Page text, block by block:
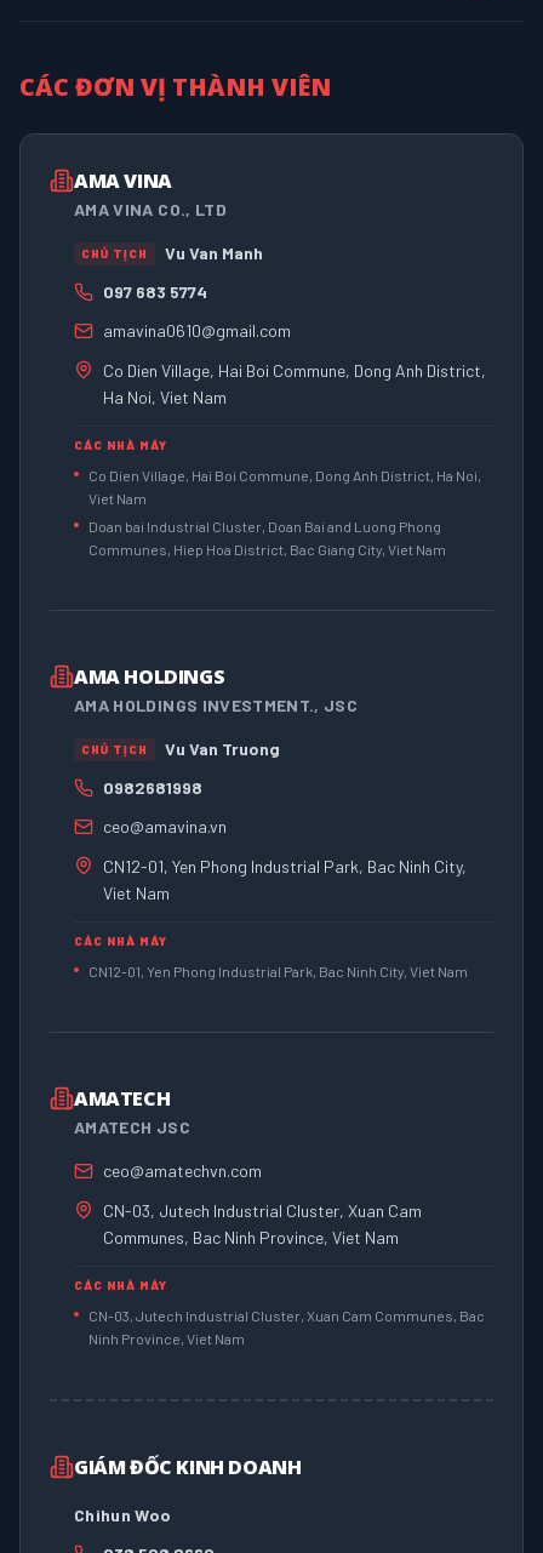
CÁC ĐƠN VỊ THÀNH VIÊN
AMA VINA
AMA VINA CO., LTD
CHỦ TỊCH
Vu Van Manh
097 683 5774
amavina0610@gmail.com
Co Dien Village, Hai Boi Commune, Dong Anh District,
Ha Noi, Viet Nam
CÁC NHÀ MÁY
Co Dien Village, Hai Boi Commune, Dong Anh District, Ha Noi,
Viet Nam
Doan bai Industrial Cluster, Doan Bai and Luong Phong
Communes, Hiep Hoa District, Bac Giang City, Viet Nam
AMA HOLDINGS
AMA HOLDINGS INVESTMENT., JSC
CHỦ TỊCH
Vu Van Truong
0982681998
ceo@amavina.vn
CN12-01, Yen Phong Industrial Park, Bac Ninh City,
Viet Nam
CÁC NHÀ MÁY
CN12-01, Yen Phong Industrial Park, Bac Ninh City, Viet Nam
AMATECH
AMATECH JSC
ceo@amatechvn.com
CN-03, Jutech Industrial Cluster, Xuan Cam
Communes, Bac Ninh Province, Viet Nam
CÁC NHÀ MÁY
CN-03, Jutech Industrial Cluster, Xuan Cam Communes, Bac
Ninh Province, Viet Nam
GIÁM ĐỐC KINH DOANH
Chihun Woo